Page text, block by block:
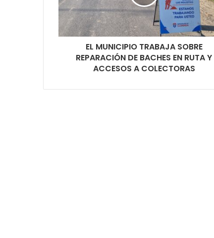
EL MUNICIPIO TRABAJA SOBRE
REPARACIÓN DE BACHES EN RUTA Y
ACCESOS A COLECTORAS